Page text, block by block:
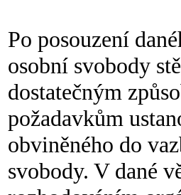
Po posouzení
osobní svobody
dostatečným
požadavkům
obviněného do
svobody. V dané